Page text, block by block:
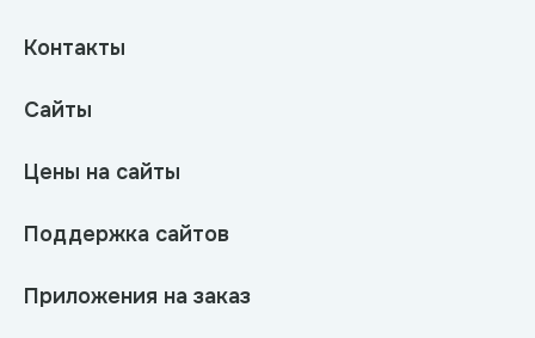
Контакты
Сайты
Цены на сайты
Поддержка сайтов
Приложения на заказ